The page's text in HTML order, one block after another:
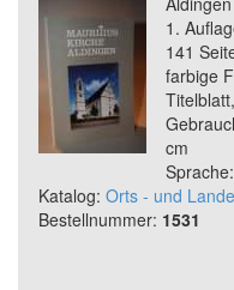
1.
141
farbige
cm
Katalog: Orts - und
Bestellnummer: 1531